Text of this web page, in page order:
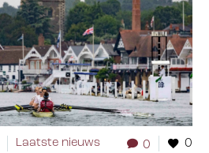
0 0
Laatste nieuws